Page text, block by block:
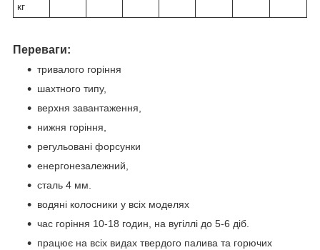
кг
Переваги:
тривалого горіння
шахтного типу,
верхня завантаження,
нижня горіння,
регульовані форсунки
енергонезалежний,
сталь 4 мм.
водяні колосники у всіх моделях
час горіння 10-18 годин, на вугіллі до 5-6 діб.
працює на всіх видах твердого палива та горючих